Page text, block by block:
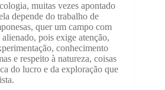
muitas vezes apontado
depende do trabalho de
quer um campo com
pois exige atenção,
conhecimento
e respeito à natureza, coisas
do lucro e da exploração que